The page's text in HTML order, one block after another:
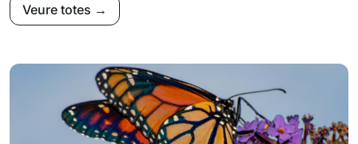
Veure totes →